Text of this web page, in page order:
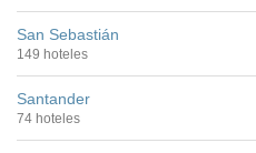
San Sebastián
149 hoteles
Santander
74 hoteles